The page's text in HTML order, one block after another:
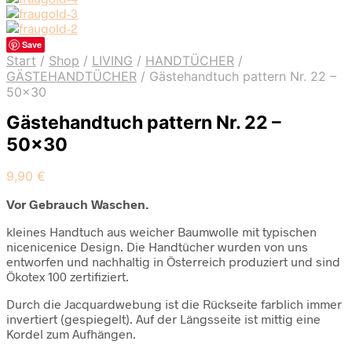
Save
Start / Shop / LIVING / HANDTÜCHER /
GÄSTEHANDTÜCHER / Gästehandtuch pattern Nr. 22 –
50×30
Gästehandtuch pattern Nr. 22 –
50×30
9,90 €
Vor Gebrauch Waschen.
kleines Handtuch aus weicher Baumwolle mit typischen
nicenicenice Design. Die Handtücher wurden von uns
entworfen und nachhaltig in Österreich produziert und sind
Ökotex 100 zertifiziert.
Durch die Jacquardwebung ist die Rückseite farblich immer
invertiert (gespiegelt). Auf der Längsseite ist mittig eine
Kordel zum Aufhängen.